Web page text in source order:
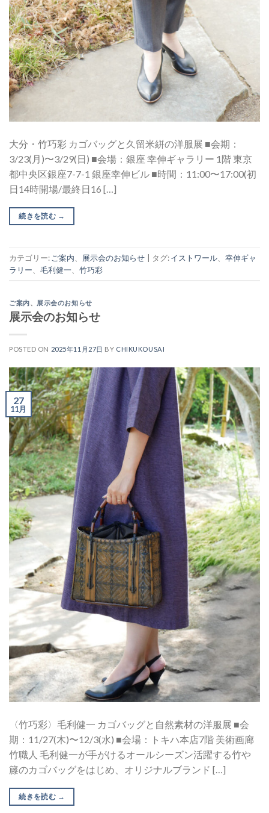
大分・竹巧彩 カゴバッグと久留米絣の洋服展 ■会期：
3/23(月)〜3/29(日) ■会場：銀座 幸伸ギャラリー 1階 東京
都中央区銀座7-7-1 銀座幸伸ビル ■時間：11:00〜17:00(初
日14時開場/最終日16 […]
続きを読む →
カテゴリー: ご案内 展示会のお知らせ | タグ:イストワール
幸伸ギャ
ラリー
毛利健一 竹巧彩
ご案内、 展示会のお知らせ
展示会のお知らせ
POSTED ON 2025年11月27日 BY CHIKUKOUSAI
27
11月
〈竹巧彩〉毛利健一 カゴバッグと自然素材の洋服展 ■会
期：11/27(木)〜12/3(水) ■会場：トキハ本店7階 美術画廊
竹職人 毛利健一が手がけるオールシーズン活躍する竹や
籐のカゴバッグをはじめ、オリジナルブランド […]
続きを読む →